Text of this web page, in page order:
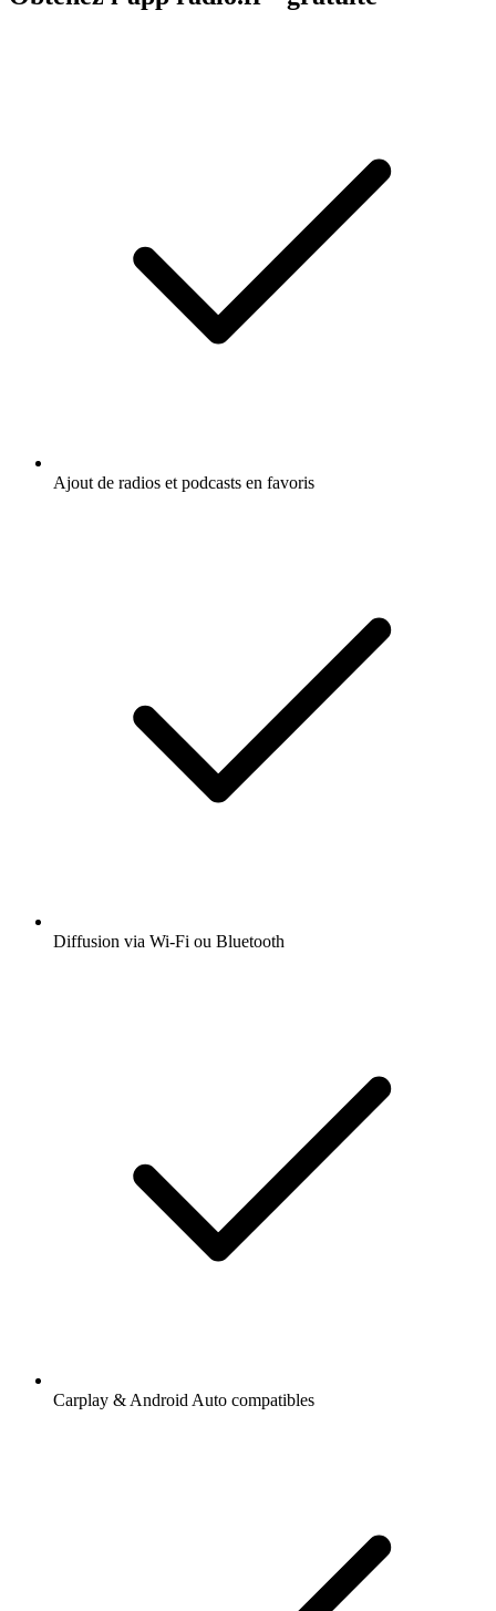
Ajout de radios et podcasts en favoris
Diffusion via Wi-Fi ou Bluetooth
Carplay & Android Auto compatibles